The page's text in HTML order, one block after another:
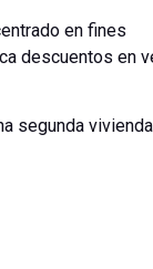
en fines
descuentos en
segunda vivienda